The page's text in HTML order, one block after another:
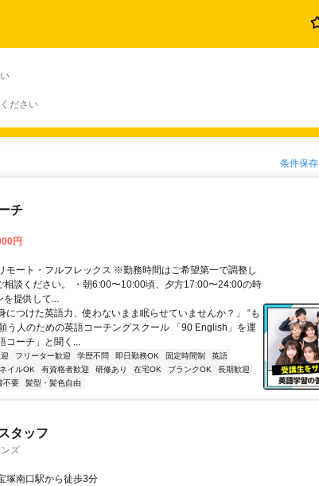
ださい
条件保存
チ
円
モート・フルフレックス ※勤務時間はご希望第一で調整し
相談ください。 ・朝6:00〜10:00頃、夕方17:00〜24:00の時
を提供して...
につけた英語力、使わないまま眠らせていませんか？」 “も
う人のための英語コーチングスクール 「90 English」を運
コーチ」と聞く...
フリーター歓迎 学歴不問 即日勤務OK 固定時間制
英語
ネイルOK 有資格者歓迎 研修あり 在宅OK ブランクOK
長期歓迎
不要 髪型・髪色自由
タッフ
ズ
塚南口駅から徒歩3分